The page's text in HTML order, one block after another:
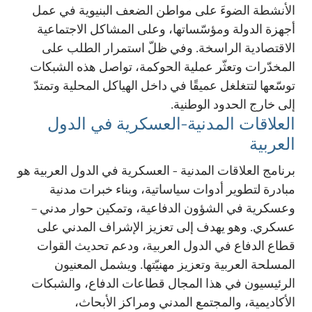
الأنشطة الضوءَ على مواطن الضعف البنيوية في عمل
أجهزة الدولة ومؤسّساتها، وعلى المشاكل الاجتماعية
الاقتصادية الراسخة. وفي ظلّ استمرار الطلب على
المخدّرات وتعثّر عملية الحوكمة، تواصل هذه الشبكات
توسّعها لتتغلغل عميقًا في داخل الهياكل المحلية وتمتدّ
إلى خارج الحدود الوطنية.
العلاقات المدنية-العسكرية في الدول
العربية
برنامج العلاقات المدنية - العسكرية في الدول العربية هو
مبادرة لتطوير أدوات سياساتية، وبناء خبرات مدنية
وعسكرية في الشؤون الدفاعية، وتمكين حوار مدني –
عسكري. وهو يهدف إلى تعزيز الإشراف المدني على
قطاع الدفاع في الدول العربية، ودعم تحديث القوات
المسلحة العربية وتعزيز مهنيّتها. ويشمل المعنيون
الرئيسيون في هذا المجال قطاعات الدفاع، والشبكات
الأكاديمية، والمجتمع المدني ومراكز الأبحاث،